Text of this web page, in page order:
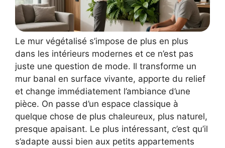
Le mur végétalisé s’impose de plus en plus
dans les intérieurs modernes et ce n’est pas
juste une question de mode. Il transforme un
mur banal en surface vivante, apporte du relief
et change immédiatement l’ambiance d’une
pièce. On passe d’un espace classique à
quelque chose de plus chaleureux, plus naturel,
presque apaisant. Le plus intéressant, c’est qu’il
s’adapte aussi bien aux petits appartements